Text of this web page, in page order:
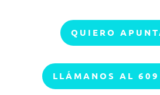
QUIERO
LLÁMANOS AL